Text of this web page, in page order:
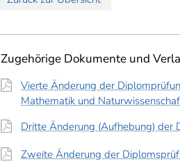
Zugehörige Dokumente und
Vierte Änderung der
Mathematik und
Dritte Änderung (Aufhebung) der
Zweite Änderung der